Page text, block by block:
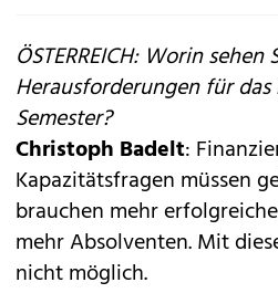
ÖSTERREICH: Worin
Herausforderungen für
Semester?
Christoph Badelt:
Kapazitätsfragen müssen
brauchen mehr
mehr Absolventen. Mit
nicht möglich.